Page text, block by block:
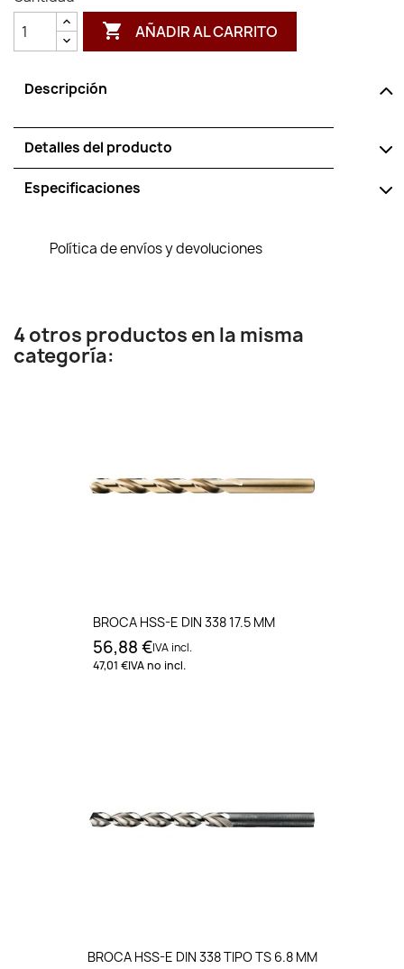
 AÑADIR AL CARRITO
Descripción
Detalles del producto
Especificaciones
Política de envíos y devoluciones
4 otros productos en la misma
categoría:
BROCA HSS-E DIN 338 17.5 MM
56,88 €IVA incl.
47,01 €IVA no incl.
BROCA HSS-E DIN 338 TIPO TS 6.8 MM